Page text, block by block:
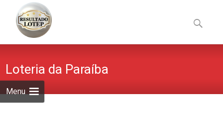
Menu
to
content
por:
Loteria da Paraíba